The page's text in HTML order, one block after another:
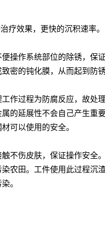
效果，更快的沉积速率。
操作系统部位的除锈，保证
密的钝化膜，从而起到防
作过程为防腐反应，故处
的延展性不会自己产生重
可以使用的安全。
不伤皮肤，保证操作安全。
农田。工件使用此过程沉
。